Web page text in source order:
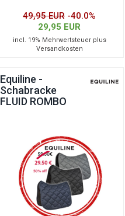
49,95 EUR -40.0%
29,95 EUR
incl. 19% Mehrwertsteuer plus
Versandkosten
Equiline -
Schabracke
FLUID ROMBO